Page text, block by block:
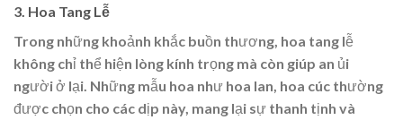
3. Hoa Tang Lễ
Trong những khoảnh khắc buồn thương, hoa tang lễ
không chỉ thể hiện lòng kính trọng mà còn giúp an ủi
người ở lại. Những mẫu hoa như hoa lan, hoa cúc thường
được chọn cho các dịp này, mang lại sự thanh tịnh và